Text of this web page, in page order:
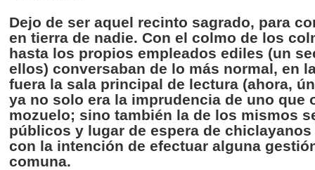
Dejo de ser aquel recinto sagrado, para
en tierra de nadie. Con el colmo de los
hasta los propios empleados ediles (un
ellos) conversaban de lo más normal, en
fuera la sala principal de lectura (ahora,
ya no solo era la imprudencia de uno que
mozuelo; sino también la de los mismos
públicos y lugar de espera de chiclayanos
con la intención de efectuar alguna
comuna.